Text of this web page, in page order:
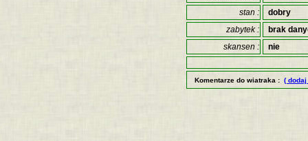
stan :
dobry
zabytek :
brak
skansen :
nie
Komentarze do wiatraka : (